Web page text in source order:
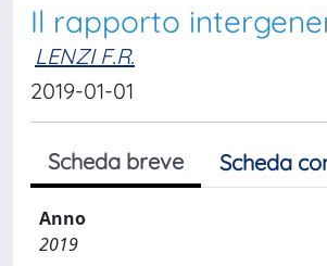
Il rapporto
LENZI F.R.
2019-01-01
Scheda breve Scheda
Anno
2019